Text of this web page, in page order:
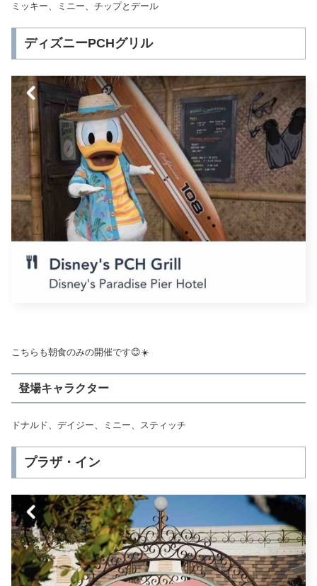
ミッキー、ミニー、チップとデール
ディズニーPCHグリル
こちらも朝食のみの開催です😊☀️
登場キャラクター
ドナルド、デイジー、ミニー、スティッチ
プラザ・イン